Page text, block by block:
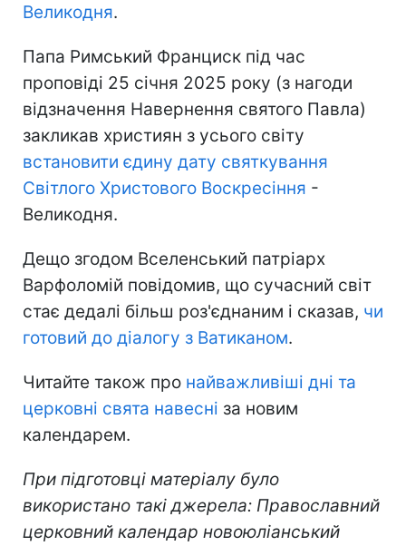
Великодня.
Папа Римський Франциск під час
проповіді 25 січня 2025 року (з нагоди
відзначення Навернення святого Павла)
закликав християн з усього світу
встановити єдину дату святкування
Світлого Христового Воскресіння -
Великодня.
Дещо згодом Вселенський патріарх
Варфоломій повідомив, що сучасний світ
стає дедалі більш роз'єднаним і сказав, чи
готовий до діалогу з Ватиканом.
Читайте також про найважливіші дні та
церковні свята навесні за новим
календарем.
При підготовці матеріалу було
використано такі джерела: Православний
церковний календар новоюліанський